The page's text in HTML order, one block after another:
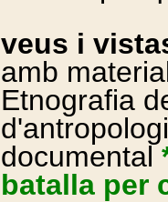
veus i
amb
Etnografia
documental
batalla per